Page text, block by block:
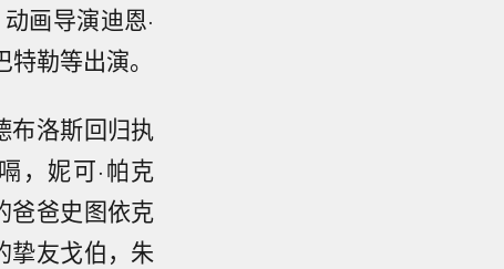
画导演迪恩·
勒等出演。
布洛斯回归执
，妮可·帕克
爸爸史图依克
挚友戈伯，朱